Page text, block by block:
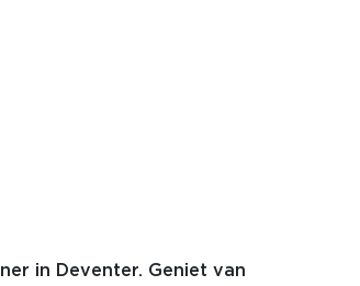
in Deventer. Geniet van